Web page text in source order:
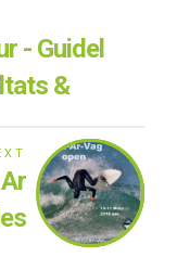
- Guidel
&